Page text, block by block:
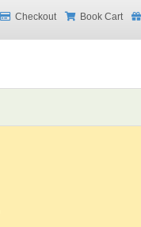
Checkout Book Cart